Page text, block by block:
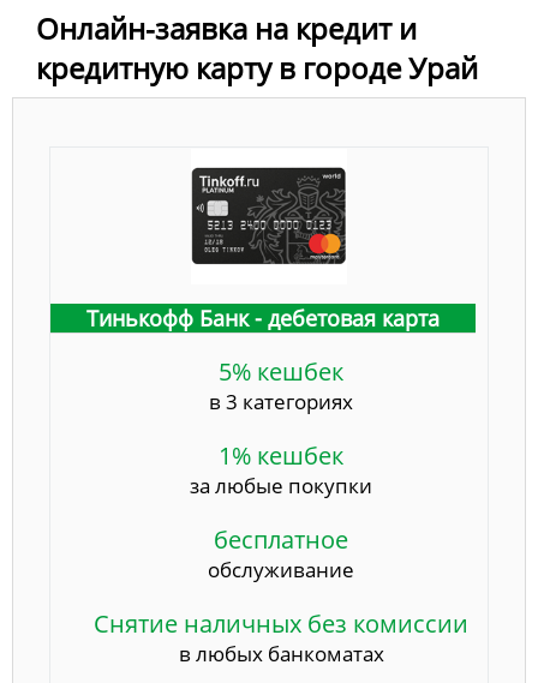
Онлайн-заявка на кредит и
кредитную карту в городе Урай
Тинькофф Банк - дебетовая карта
5% кешбек
в 3 категориях
1% кешбек
за любые покупки
бесплатное
обслуживание
Снятие наличных без комиссии
в любых банкоматах